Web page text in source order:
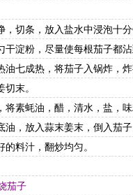
切条，放入盐水中浸泡十分
粉，尽量使每根茄子都沾
成热，将茄子入锅炸，炸
末。
蚝油，醋，清水，盐，味
放入蒜末姜末，倒入茄子
料汁，翻炒均匀。
茄子